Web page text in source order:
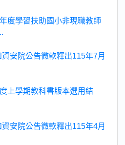
度學習扶助國小非現職教師
資安院公告微軟釋出115年7月
上學期教科書版本選用結
資安院公告微軟釋出115年4月